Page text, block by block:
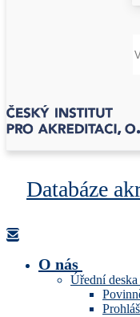
Databáze
O nás
Úřední deska